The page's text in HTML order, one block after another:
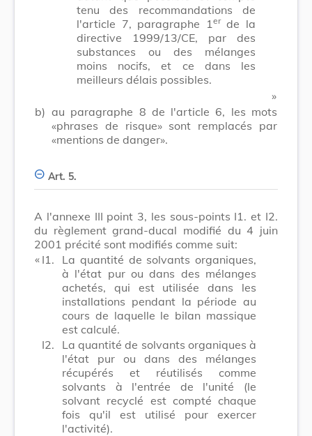
tenu des recommandations de
l'article 7, paragraphe 1 erde la
directive 1999/13/CE, par des
substances ou des mélanges
moins nocifs, et ce dans les
meilleurs délais possibles.
​ »
b) au paragraphe 8 de l'article 6, les mots
«phrases de risque» sont remplacés par
«mentions de danger».
Art. 5.
A l'annexe III point 3, les sous-points I1. et I2.
du règlement grand-ducal modifié du 4 juin
2001 précité sont modifiés comme suit:
​ « I1.
La quantité de solvants organiques,
à l'état pur ou dans des mélanges
achetés, qui est utilisée dans les
installations pendant la période au
cours de laquelle le bilan massique
est calculé.
I2.
La quantité de solvants organiques à
l'état pur ou dans des mélanges
récupérés et réutilisés comme
solvants à l'entrée de l'unité (le
solvant recyclé est compté chaque
fois qu'il est utilisé pour exercer
l'activité).